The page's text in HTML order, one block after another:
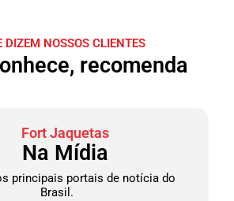
DIZEM NOSSOS CLIENTES
recomenda
Fort Jaquetas
Na Mídia
principais portais de notícia do
Brasil.